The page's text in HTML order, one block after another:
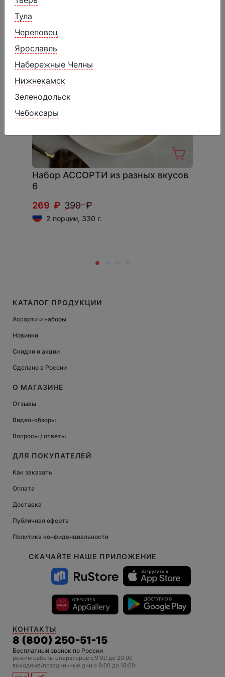
Тула
Череповец
Ярославль
Набережные Челны
Нижнекамск
Зеленодольск
Чебоксары
Набор АССОРТИ из разных вкусов
6
269 ₽ 399 ₽
2 порции, 330 г.
СКАЧАЙТЕ НАШЕ ПРИЛОЖЕНИЕ
КОНТАКТЫ
8 (800) 250-51-15
Бесплатный звонок по России
режим работы операторов c 9:00 до 20:00
выходные/праздничные дни с 9:00 до 18:00
КАТАЛОГ ПРОДУКЦИИ
Ассорти и наборы
Новинки
Скидки и акции
Сделано в России
О МАГАЗИНЕ
Отзывы
Видео-обзоры
Вопросы / ответы
ДЛЯ ПОКУПАТЕЛЕЙ
Как заказать
Оплата
Доставка
Публичная оферта
Политика конфиденциальности